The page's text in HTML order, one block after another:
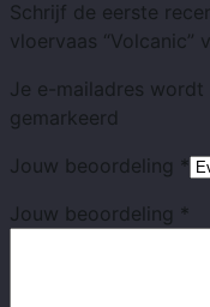
Schrijf de eerste
vloervaas
Je e-mailadres
gemarkeerd
Jouw beoordeling *
Jouw beoordeling *